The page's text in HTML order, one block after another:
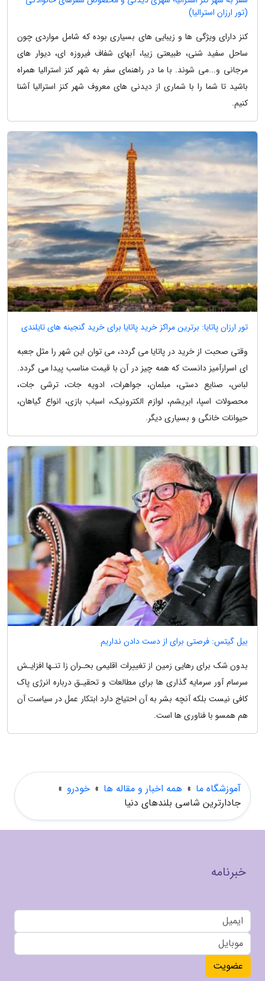
(تور ارزان استرالیا)
کنز دارای ویژگی ها و زیبایی های بسیاری بوده که شامل مواردی چون
ساحل سفید شنی، طبیعتی زیبا، آبهای شفاف فیروزه ای، دیوار های
مرجانی و...می شوند. با ما در راهنمای سفر به شهر کنز استرالیا همراه
باشید تا شما را با شماری از دیدنی های معروف شهر کنز استرالیا آشنا
کنیم.
تور ارزان پاتایا: برترین مراکز خرید پاتایا برای خرید گنجینه های تایلندی
وقتی صحبت از خرید در پاتایا می گردد، می توان این شهر را مثل جعبه
ای اسرارآمیز دانست که همه چیز در آن با قیمت مناسب پیدا می گردد.
لباس، صنایع دستی، مبلمان، جواهرات، ادویه جات، ترشی جات،
محصولات اسپا، ابریشم، لوازم الکترونیک، اسباب بازی، انواع گیاهان،
حیوانات خانگی و بسیاری دیگر.
بیل گیتس: فرصتی برای از دست دادن نداریم
بدون شک برای رهایی زمین از تغییرات اقلیمی بحـران زا تنـها افزایـش
سرسام آور سرمایه گذاری ها برای مطالعات و تحقیـق درباره انرژی پاک
کافی نیست بلکه آنچه بشر به آن احتیاج دارد ابتکار عمل در سیاست آن
هم همسو با فناوری ها است.
آموزشگاه ما » همه اخبار و مقاله ها » خودرو »
جادارترین شاسی بلندهای دنیا
خبرنامه
عضویت